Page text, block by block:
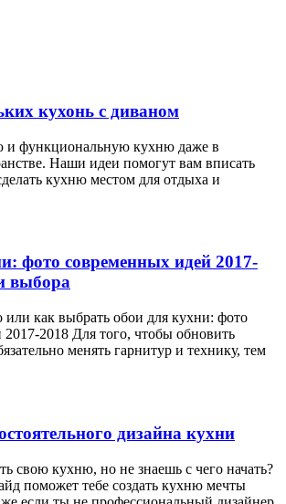
кухонь с диваном
и функциональную кухню даже в
Наши идеи помогут вам вписать
кухню местом для отдыха и
фото современных идей 2017-
выбора
или как выбрать обои для кухни: фото
2018 Для того, чтобы обновить
менять гарнитур и технику, тем
дизайна кухни
свою кухню, но не знаешь с чего начать?
поможет тебе создать кухню мечты